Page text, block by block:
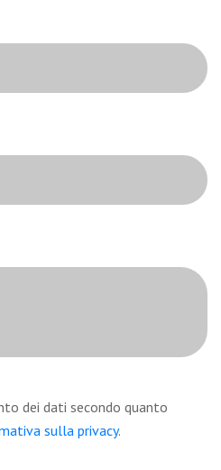
dei dati secondo quanto
sulla privacy.